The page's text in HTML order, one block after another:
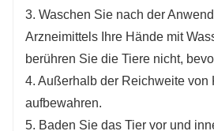
3. Waschen Sie nach der
Arzneimittels Ihre Hände mit
berühren Sie die Tiere nicht,
4. Außerhalb der Reichweite von
aufbewahren.
5. Baden Sie das Tier vor und